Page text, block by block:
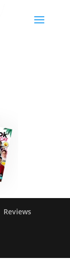
Reviews